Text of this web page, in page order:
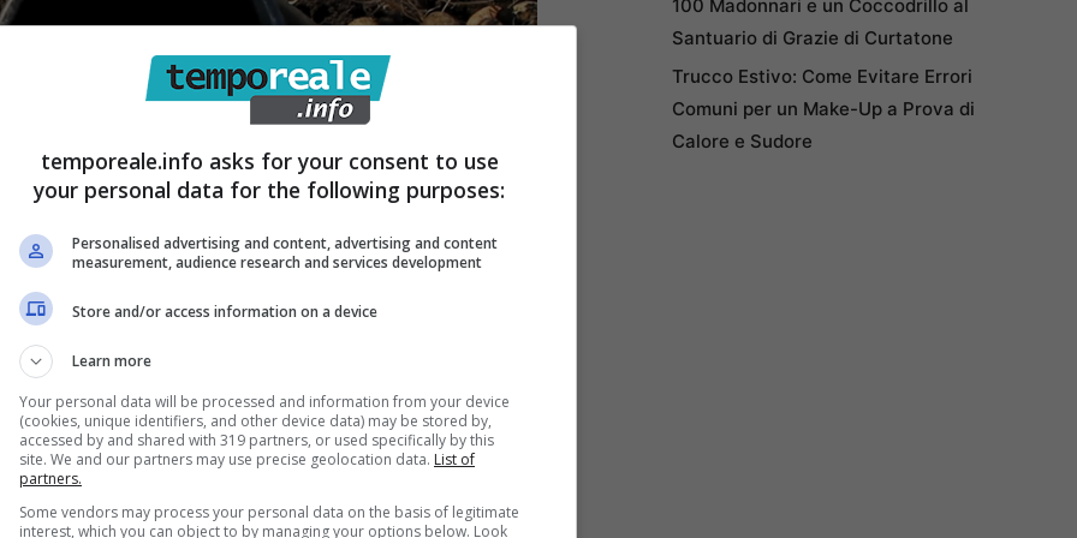
Comunale e l’ANA-UGL
– dichiarano il sindaco
100 Madonnari e un Coccodrillo al
Santuario di Grazie di Curtatone
Trucco Estivo: Come Evitare Errori
Comuni per un Make-Up a Prova di
Calore e Sudore
temporeale.info asks for your consent to use
your personal data for the following purposes:
Personalised advertising and content, advertising and content
measurement, audience research and services development
Store and/or access information on a device
Learn more
Your personal data will be processed and information from your device
(cookies, unique identifiers, and other device data) may be stored by,
accessed by and shared with 319 partners, or used specifically by this
site. We and our partners may use precise geolocation data. List of
partners.
Some vendors may process your personal data on the basis of legitimate
interest, which you can object to by managing your options below. Look